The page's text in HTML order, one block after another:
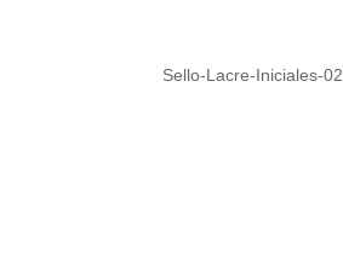
Sello-Lacre-Iniciales-02